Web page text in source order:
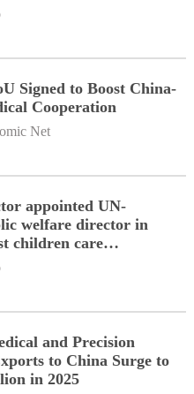
Signed to Boost China-
Cooperation
Net
appointed UN-
welfare director in
children care
and Precision
to China Surge to
in 2025